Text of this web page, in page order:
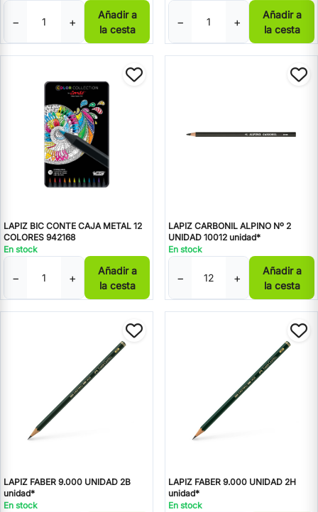
− +
Añadir a
la cesta
− +
Añadir a
la cesta
LAPIZ BIC CONTE CAJA METAL 12
COLORES 942168
En stock
− +
Añadir a
la cesta
LAPIZ CARBONIL ALPINO Nº 2
UNIDAD 10012 unidad*
En stock
− +
Añadir a
la cesta
LAPIZ FABER 9.000 UNIDAD 2B
unidad*
En stock
LAPIZ FABER 9.000 UNIDAD 2H
unidad*
En stock